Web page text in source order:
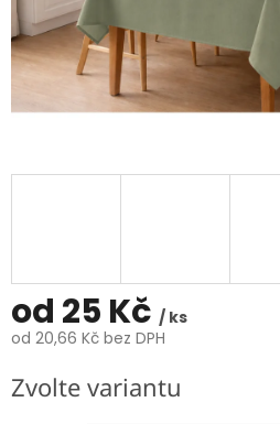
od 25 Kč / ks
od 20,66 Kč bez DPH
cena:
Zvolte variantu